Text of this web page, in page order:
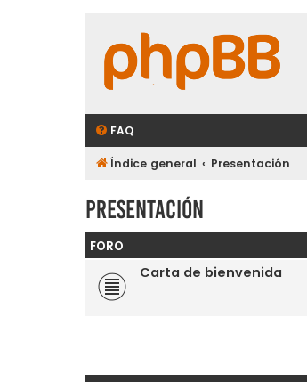
FAQ
Índice general Presentación
Presentación
FORO
Carta de bienvenida